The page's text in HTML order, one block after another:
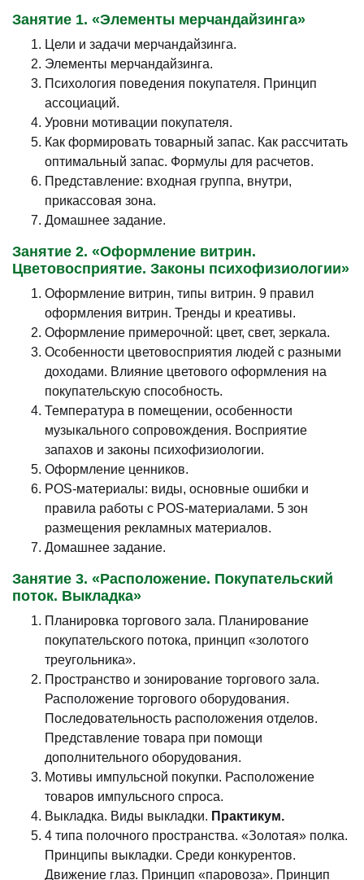
Занятие 1. «Элементы мерчандайзинга»
Цели и задачи мерчандайзинга.
Элементы мерчандайзинга.
Психология поведения покупателя. Принцип
ассоциаций.
Уровни мотивации покупателя.
Как формировать товарный запас. Как рассчитать
оптимальный запас. Формулы для расчетов.
Представление: входная группа, внутри,
прикассовая зона.
Домашнее задание.
Занятие 2. «Оформление витрин.
Цветовосприятие. Законы психофизиологии»
Оформление витрин, типы витрин. 9 правил
оформления витрин. Тренды и креативы.
Оформление примерочной: цвет, свет, зеркала.
Особенности цветовосприятия людей с разными
доходами. Влияние цветового оформления на
покупательскую способность.
Температура в помещении, особенности
музыкального сопровождения. Восприятие
запахов и законы психофизиологии.
Оформление ценников.
POS-материалы: виды, основные ошибки и
правила работы с POS-материалами. 5 зон
размещения рекламных материалов.
Домашнее задание.
Занятие 3. «Расположение. Покупательский
поток. Выкладка»
Планировка торгового зала. Планирование
покупательского потока, принцип «золотого
треугольника».
Пространство и зонирование торгового зала.
Расположение торгового оборудования.
Последовательность расположения отделов.
Представление товара при помощи
дополнительного оборудования.
Мотивы импульсной покупки. Расположение
товаров импульсного спроса.
Выкладка. Виды выкладки. Практикум.
4 типа полочного пространства. «Золотая» полка.
Принципы выкладки. Среди конкурентов.
Движение глаз. Принцип «паровоза». Принцип